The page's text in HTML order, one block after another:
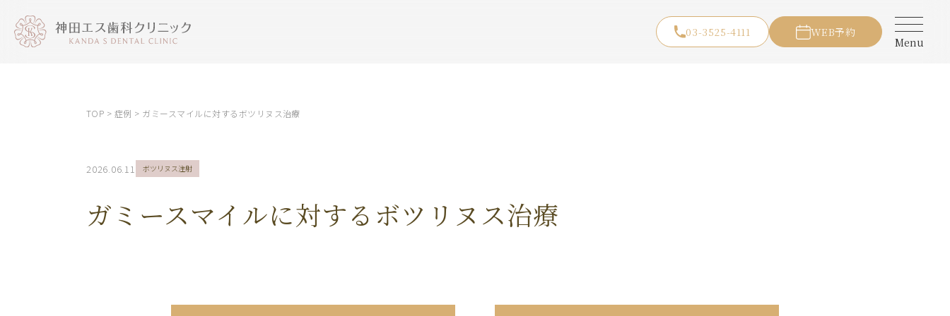
03-3525-4111 WEB予約
Menu
TOP > 症例 > ガミースマイルに対するボツリヌス治療
2026.06.11 ボツリヌス注射
ガミースマイルに対するボツリヌス治療